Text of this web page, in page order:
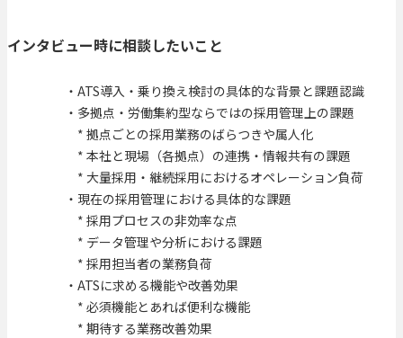
インタビュー時に相談したいこと
・ATS導入・乗り換え検討の具体的な背景と課題認識
・多拠点・労働集約型ならではの採用管理上の課題
* 拠点ごとの採用業務のばらつきや属人化
* 本社と現場（各拠点）の連携・情報共有の課題
* 大量採用・継続採用におけるオペレーション負荷
・現在の採用管理における具体的な課題
* 採用プロセスの非効率な点
* データ管理や分析における課題
* 採用担当者の業務負荷
・ATSに求める機能や改善効果
* 必須機能とあれば便利な機能
* 期待する業務改善効果